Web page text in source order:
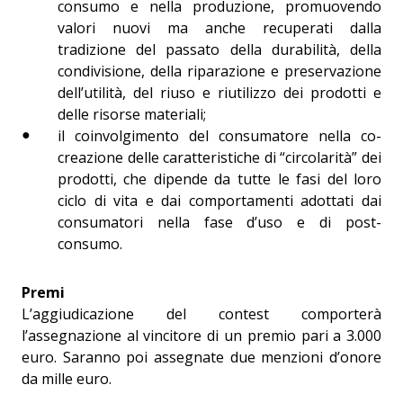
consumo e nella produzione, promuovendo
valori nuovi ma anche recuperati dalla
tradizione del passato della durabilità, della
condivisione, della riparazione e preservazione
dell’utilità, del riuso e riutilizzo dei prodotti e
delle risorse materiali;
il coinvolgimento del consumatore nella co-
creazione delle caratteristiche di “circolarità” dei
prodotti, che dipende da tutte le fasi del loro
ciclo di vita e dai comportamenti adottati dai
consumatori nella fase d’uso e di post-
consumo.
Premi
L’aggiudicazione del contest comporterà
l’assegnazione al vincitore di un premio pari a 3.000
euro. Saranno poi assegnate due menzioni d’onore
da mille euro.